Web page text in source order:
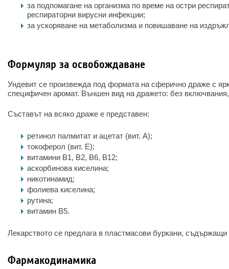
за подпомагане на организма по време на остри
респираторни вирусни инфекции;
за ускоряване на метаболизма и повишаване на
Формуляр за освобождаване
Ундевит се произвежда под формата на сферично драже с
специфичен аромат. Външен вид на дражето: без
Съставът на всяко драже е представен:
ретинол палмитат и ацетат (вит. А);
токоферол (вит. Е);
витамини B1, B2, B6, B12;
аскорбинова киселина;
никотинамид;
фолиева киселина;
рутина;
витамин В5.
Лекарството се предлага в пластмасови буркани,
Фармакодинамика